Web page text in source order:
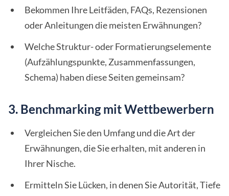
Bekommen Ihre Leitfäden, FAQs, Rezensionen
oder Anleitungen die meisten Erwähnungen?
Welche Struktur- oder Formatierungselemente
(Aufzählungspunkte, Zusammenfassungen,
Schema) haben diese Seiten gemeinsam?
3. Benchmarking mit Wettbewerbern
Vergleichen Sie den Umfang und die Art der
Erwähnungen, die Sie erhalten, mit anderen in
Ihrer Nische.
Ermitteln Sie Lücken, in denen Sie Autorität, Tiefe